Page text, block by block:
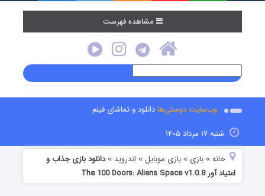
مشاهده فهرست
وب‌سایت دوستی‌هادانلود و تماشای فیلم
شنبه ۱۷ مرداد ۱۴۰۵
خانه »بازی »بازی موبایل » اندروید »دانلود بازی جذاب و
اعتیاد آور The 100 Doors: Aliens Space v1.0.8